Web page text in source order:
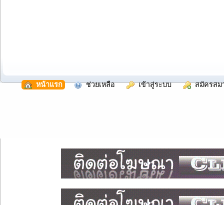
หน้าแรก ช่วยเหลือ เข้าสู่ระบบ สมัครสม